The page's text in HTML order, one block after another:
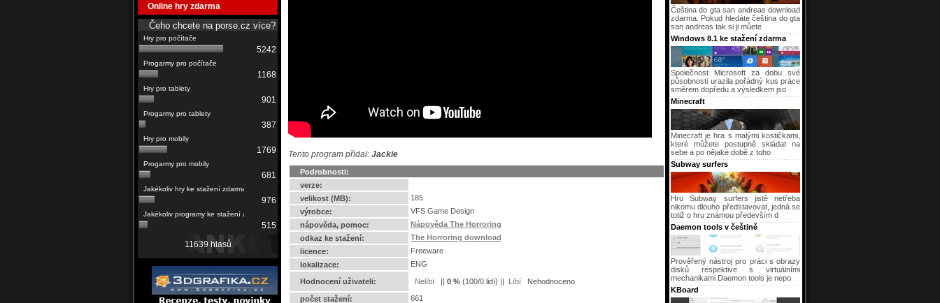
Tento program přidal: Jackie
Podrobnosti:
verze:
velikost (MB):
185
výrobce:
VFS Game Design
nápověda, pomoc:
Nápověda The Horroring
odkaz ke stažení:
The Horroring download
licence:
Freeware
lokalizace:
ENG
Hodnocení uživateli: || 0 % (100/0 lidí) || Nehodnoceno
počet stažení: 661
Online hry zdarma
Čeho chcete na porse.cz více?
5242
1168
901
387
1769
681
976
515
11639 hlasů
Čeština do gta san andreas download
zdarma. Pokud hledáte čeština do gta
san andreas tak si ji můete
Windows 8.1 ke stažení zdarma
Společnost Microsoft za dobu své
působnosti urazila pořádný kus práce
směrem dopředu a výsledkem jso
Minecraft
Minecraft je hra s malými kostičkami,
které můžete postupně skládat na
sebe a po nějaké době z toho
Subway surfers
Hru Subway surfers jistě netřeba
nikomu dlouho představovat, jedná se
totiž o hru známou především d
Daemon tools v češtině
Prověřený nástroj pro práci s obrazy
disků respektive s virtuálními
mechanikami Daemon tools je nepo
KBoard